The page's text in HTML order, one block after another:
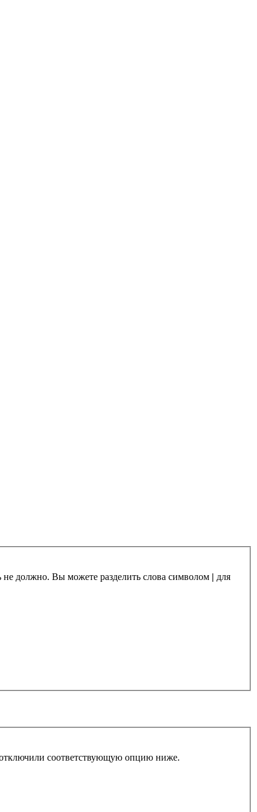
не должно. Вы можете разделить слова символом | для
соответствующую опцию ниже.